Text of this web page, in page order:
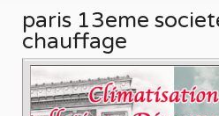
paris 13eme
chauffage